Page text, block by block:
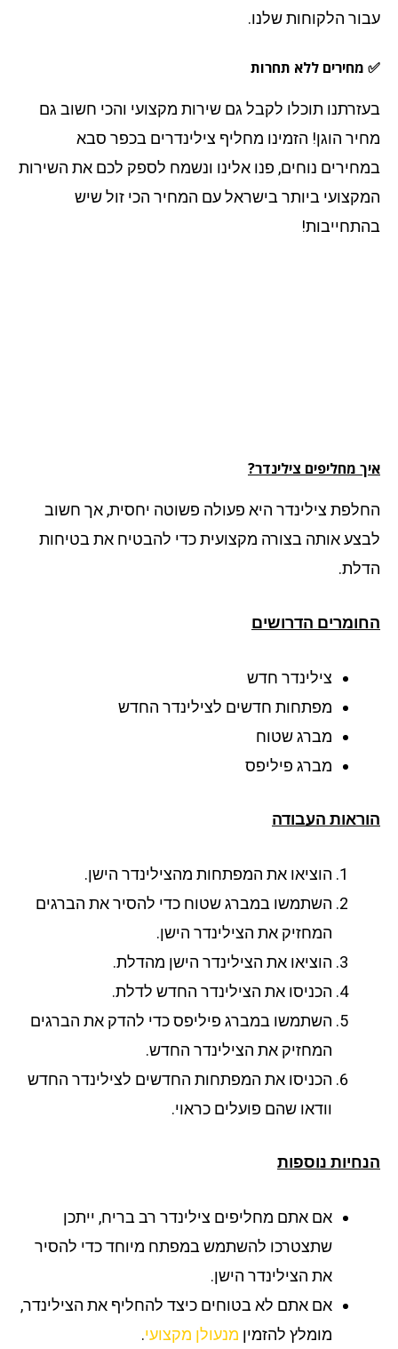
הלקוחות שלנו.
מחירים ללא תחרות
תוכלו לקבל גם שירות מקצועי והכי חשוב גם
הוגן! הזמינו מחליף צילינדרים בכפר סבא
נוחים, פנו אלינו ונשמח לספק לכם את השירות
ביותר בישראל עם המחיר הכי זול שיש
מחליפים צילינדר?
צילינדר היא פעולה פשוטה יחסית, אך חשוב
אותה בצורה מקצועית כדי להבטיח את בטיחות
הדרושים
צילינדר חדש
מפתחות חדשים לצילינדר החדש
מברג שטוח
מברג פיליפס
העבודה
הוציאו את המפתחות מהצילינדר הישן.
השתמשו במברג שטוח כדי להסיר את הברגים
המחזיק את הצילינדר הישן.
הוציאו את הצילינדר הישן מהדלת.
הכניסו את הצילינדר החדש לדלת.
השתמשו במברג פיליפס כדי להדק את הברגים
המחזיק את הצילינדר החדש.
הכניסו את המפתחות החדשים לצילינדר החדש
וודאו שהם פועלים כראוי.
נוספות
אם אתם מחליפים צילינדר רב בריח, ייתכן
שתצטרכו להשתמש במפתח מיוחד כדי להסיר
את הצילינדר הישן.
אם אתם לא בטוחים כיצד להחליף את הצילינדר,
מומלץ להזמיןמנעולן מקצועי.